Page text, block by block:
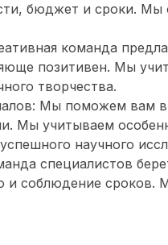
бюджет и сроки. Мы
команда
позитивен. Мы
творчества.
Мы поможем вам
Мы учитываем
научного
специалистов
и соблюдение